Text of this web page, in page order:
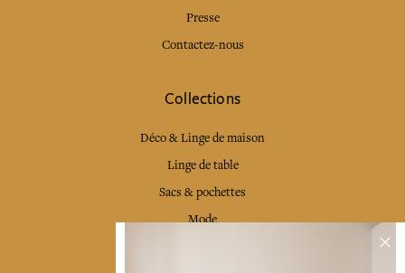
Presse
Contactez-nous
Collections
Déco & Linge de maison
Linge de table
Sacs & pochettes
Mode